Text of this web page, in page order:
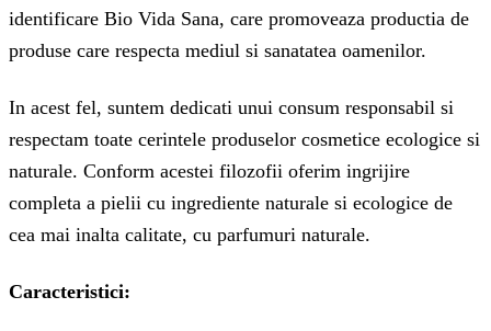
identificare Bio Vida Sana, care promoveaza productia de
produse care respecta mediul si sanatatea oamenilor.
In acest fel, suntem dedicati unui consum responsabil si
respectam toate cerintele produselor cosmetice ecologice si
naturale. Conform acestei filozofii oferim ingrijire
completa a pielii cu ingrediente naturale si ecologice de
cea mai inalta calitate, cu parfumuri naturale.
Caracteristici: